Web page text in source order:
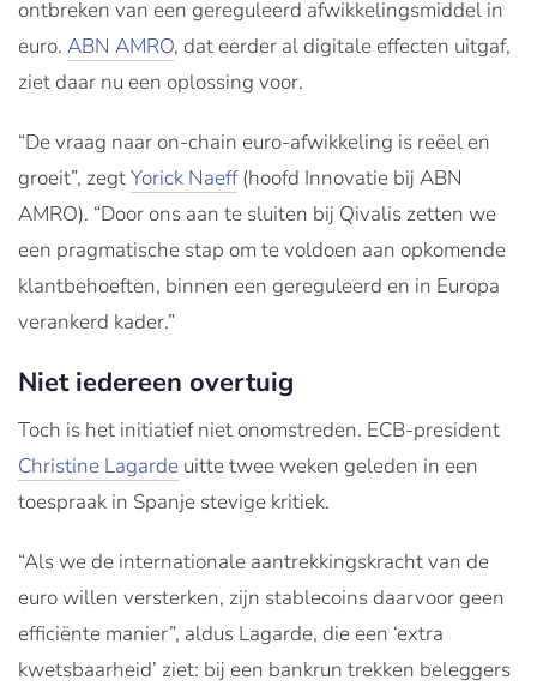
ontbreken van een gereguleerd afwikkelingsmiddel in
euro. ABN AMRO, dat eerder al digitale effecten uitgaf,
ziet daar nu een oplossing voor.
“De vraag naar on-chain euro-afwikkeling is reëel en
groeit”, zegtYorick Naeff(hoofd Innovatie bij ABN
AMRO). “Door ons aan te sluiten bij Qivalis zetten we
een pragmatische stap om te voldoen aan opkomende
klantbehoeften, binnen een gereguleerd en in Europa
verankerd kader.”
Niet iedereen overtuig
Toch is het initiatief niet onomstreden. ECB-president
Christine Lagarde uitte twee weken geleden in een
toespraak in Spanje stevige kritiek.
“Als we de internationale aantrekkingskracht van de
euro willen versterken, zijn stablecoins daarvoor geen
efficiënte manier”, aldus Lagarde, die een ‘extra
kwetsbaarheid’ ziet: bij een bankrun trekken beleggers